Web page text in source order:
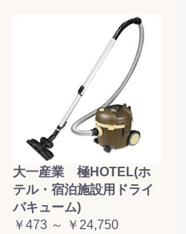
大一産業 極HOTEL(ホ
テル・宿泊施設用ドライ
バキューム)
￥473 ～ ￥24,750